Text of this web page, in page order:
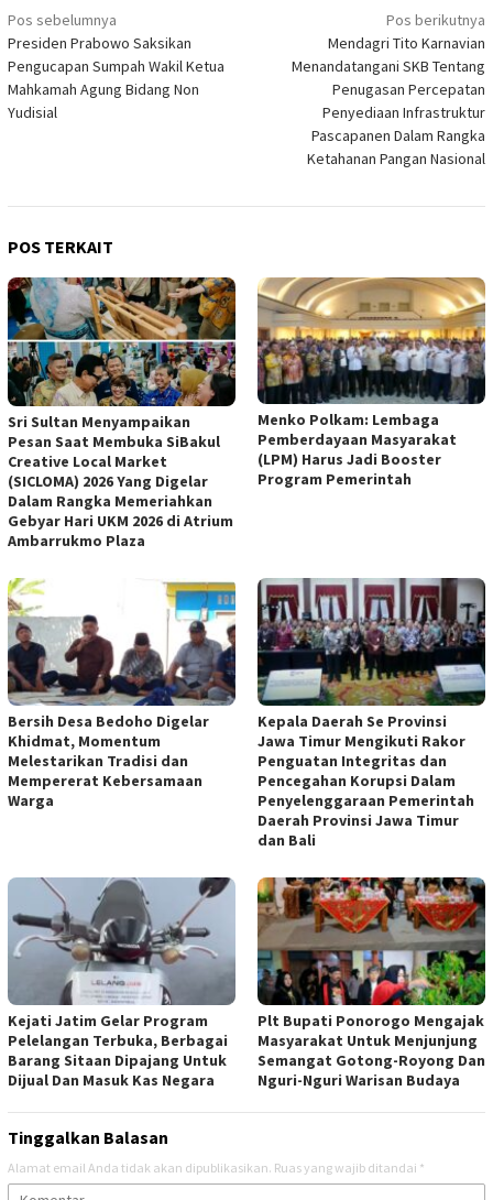
Navigasi
pos
Pos sebelumnya
Presiden Prabowo Saksikan
Pengucapan Sumpah Wakil Ketua
Mahkamah Agung Bidang Non
Yudisial
Pos berikutnya
Mendagri Tito Karnavian
Menandatangani SKB Tentang
Penugasan Percepatan
Penyediaan Infrastruktur
Pascapanen Dalam Rangka
Ketahanan Pangan Nasional
POS TERKAIT
Sri Sultan Menyampaikan
Pesan Saat Membuka SiBakul
Creative Local Market
(SICLOMA) 2026 Yang Digelar
Dalam Rangka Memeriahkan
Gebyar Hari UKM 2026 di Atrium
Ambarrukmo Plaza
Menko Polkam: Lembaga
Pemberdayaan Masyarakat
(LPM) Harus Jadi Booster
Program Pemerintah
Bersih Desa Bedoho Digelar
Khidmat, Momentum
Melestarikan Tradisi dan
Mempererat Kebersamaan
Warga
Kepala Daerah Se Provinsi
Jawa Timur Mengikuti Rakor
Penguatan Integritas dan
Pencegahan Korupsi Dalam
Penyelenggaraan Pemerintah
Daerah Provinsi Jawa Timur
dan Bali
Kejati Jatim Gelar Program
Pelelangan Terbuka, Berbagai
Barang Sitaan Dipajang Untuk
Dijual Dan Masuk Kas Negara
Plt Bupati Ponorogo Mengajak
Masyarakat Untuk Menjunjung
Semangat Gotong-Royong Dan
Nguri-Nguri Warisan Budaya
Tinggalkan Balasan
Alamat email Anda tidak akan dipublikasikan. Ruas yang wajib ditandai *